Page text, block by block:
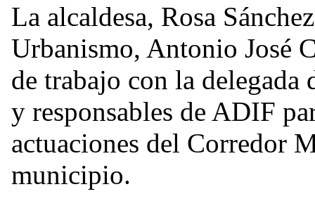
La alcaldesa, Rosa
Urbanismo, Antonio José
de trabajo con la
y responsables de ADIF
actuaciones del Corredor
municipio.